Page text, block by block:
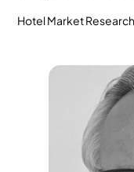
Hotel Market